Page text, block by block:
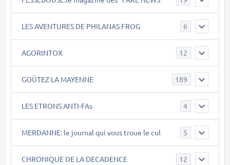
LES AVENTURES DE PHILANAS FROG 6
AGORINTOX 12
GOÛTEZ LA MAYENNE 189
LES ETRONS ANTI-FAs 4
MERDANNE: le journal qui vous troue le cul 5
CHRONIQUE DE LA DECADENCE 12